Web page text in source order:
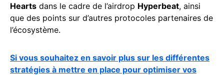
Hearts dans le cadre de l’airdrop Hyperbeat, ainsi
que des points sur d’autres protocoles partenaires de
l’écosystème.
Si vous souhaitez en savoir plus sur les différentes
stratégies à mettre en place pour optimiser vos